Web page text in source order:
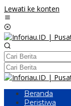
Lewati ke konten
Beranda
Peristiwa